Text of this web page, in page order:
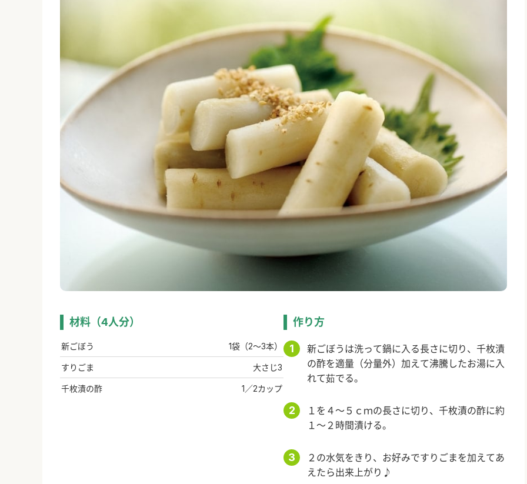
材料（4人分）
新ごぼう 1袋（2～3本）
すりごま 大さじ3
千枚漬の酢 1／2カップ
作り方
新ごぼうは洗って鍋に入る長さに切り、千枚漬
の酢を適量（分量外）加えて沸騰したお湯に入
れて茹でる。
１を４～５ｃｍの長さに切り、千枚漬の酢に約
１～２時間漬ける。
２の水気をきり、お好みですりごまを加えてあ
えたら出来上がり♪